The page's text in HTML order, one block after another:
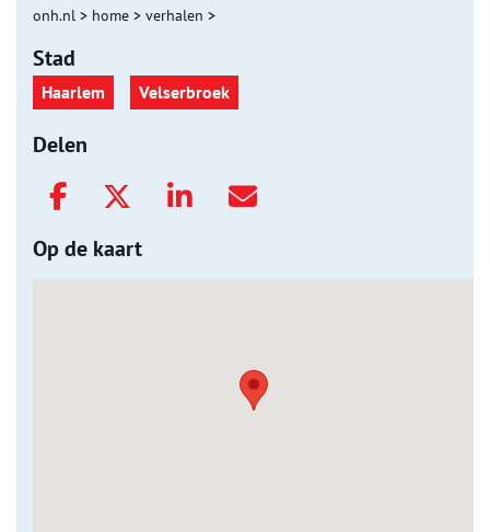
onh.nl > home > verhalen >
Stad
Haarlem Velserbroek
Delen
Op de kaart